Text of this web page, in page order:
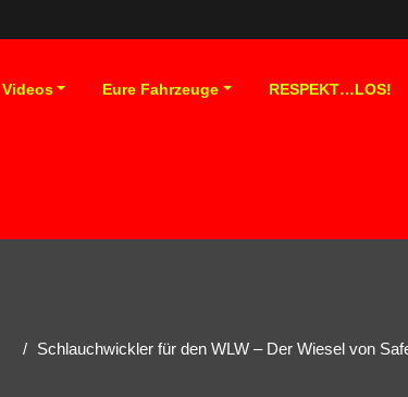
Videos Eure Fahrzeuge RESPEKT…LOS!
Schlauchwickler für den WLW – Der Wiesel von